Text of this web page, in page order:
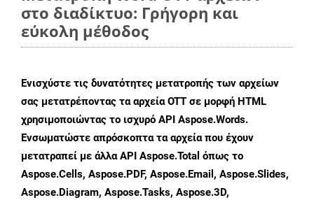
στο διαδίκτυο: Γρήγορη και
εύκολη μέθοδος
Ενισχύστε τις δυνατότητες μετατροπής των αρχείων
σας μετατρέποντας τα αρχεία OTT σε μορφή HTML
χρησιμοποιώντας το ισχυρό API Aspose.Words.
Ενσωματώστε απρόσκοπτα τα αρχεία που έχουν
μετατραπεί με άλλα API Aspose.Total όπως το
Aspose.Cells, Aspose.PDF, Aspose.Email, Aspose.Slides,
Aspose.Diagram, Aspose.Tasks, Aspose.3D,